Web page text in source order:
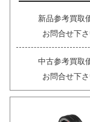
新品参考買取
お問合せ下
中古参考買取
お問合せ下